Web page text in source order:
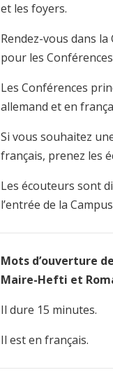
et les foyers.
Rendez-vous dans la
pour les
Les Conférences
allemand et en
Si vous souhaitez
français, prenez les
Les écouteurs sont
l’entrée de la
Mots d’ouverture
Maire-Hefti et
Il dure 15 minutes.
Il est en français.